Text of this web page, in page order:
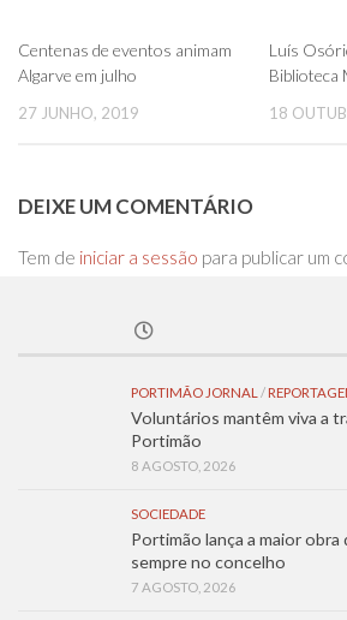
Centenas de eventos animam
Algarve em julho
27 JUNHO, 2019
Luís
Biblioteca
18
DEIXE UM COMENTÁRIO
Tem de iniciar a sessão para publicar um
PORTIMÃO JORNAL /
Voluntários mantêm viva a
Portimão
8 AGOSTO, 2026
SOCIEDADE
Portimão lança a maior
sempre no concelho
7 AGOSTO, 2026